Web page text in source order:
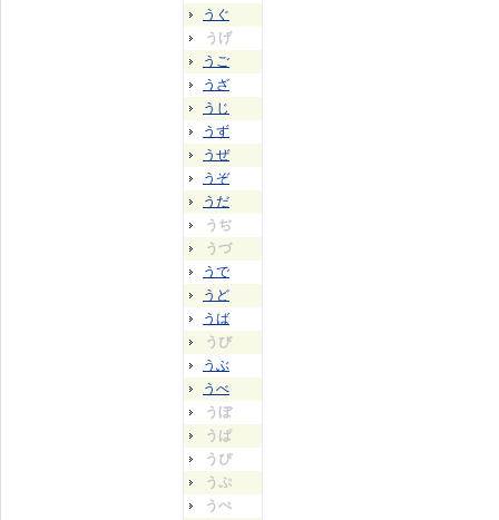
うぐ
うげ
うご
うざ
うじ
うず
うぜ
うぞ
うだ
うぢ
うづ
うで
うど
うば
うび
うぶ
うべ
うぼ
うぱ
うぴ
うぷ
うぺ